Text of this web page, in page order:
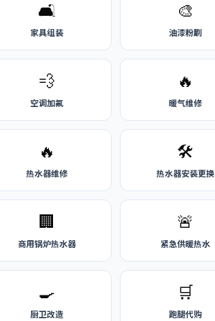
🛋️
家具组装
🎨
油漆粉刷
💨
空调加氟
🔥
暖气维修
🔥
热水器维修
🛠️
热水器安装更换
🏢
商用锅炉热水器
🚨
紧急供暖热水
🍳
厨卫改造
🛒
跑腿代购